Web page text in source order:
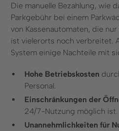
Die manuelle Bezahlung, wie
Parkgebühr bei einem
von Kassenautomaten, die
ist vielerorts noch verbreitet.
System einige Nachteile mit
Hohe Betriebskosten
Personal.
Einschränkungen der
24/7-Nutzung möglich ist.
Unannehmlichkeiten für
Datenschutz Impressum